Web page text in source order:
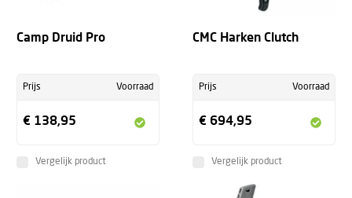
Camp Druid Pro
Prijs Voorraad
€ 138,95
Vergelijk product
CMC Harken Clutch
Prijs Voorraad
€ 694,95
Vergelijk product